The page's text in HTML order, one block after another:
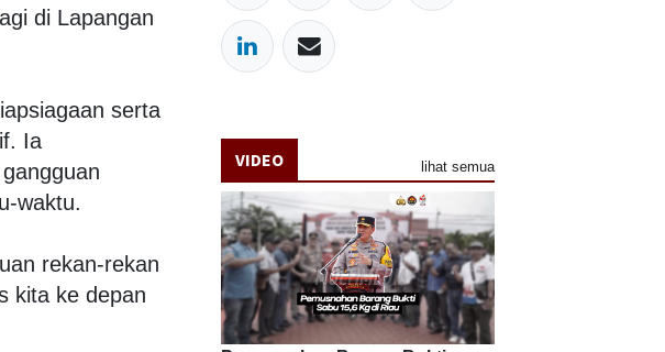
di Lapangan
serta
Ia
waktu.
rekan-rekan
kita ke depan
VIDEO lihat semua